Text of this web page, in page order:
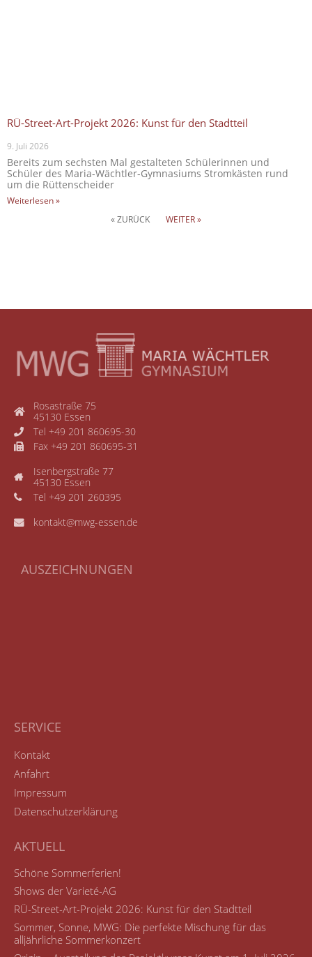
RÜ-Street-Art-Projekt 2026: Kunst für den Stadtteil
9. Juli 2026
Bereits zum sechsten Mal gestalteten Schülerinnen und
Schüler des Maria-Wächtler-Gymnasiums Stromkästen rund
um die Rüttenscheider
Weiterlesen »
« ZURÜCK
WEITER »
Rosastraße 75
45130 Essen
Tel +49 201 860695-30
Fax +49 201 860695-31
Isenbergstraße 77
45130 Essen
Tel +49 201 260395
kontakt@mwg-essen.de
AUSZEICHNUNGEN
SERVICE
Kontakt
Anfahrt
Impressum
Datenschutzerklärung
AKTUELL
Schöne Sommerferien!
Shows der Varieté-AG
RÜ-Street-Art-Projekt 2026: Kunst für den Stadtteil
Sommer, Sonne, MWG: Die perfekte Mischung für das
alljährliche Sommerkonzert